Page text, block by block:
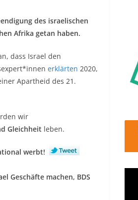
des israelischen
Afrika getan haben.
dass Israel den
erklärten 2020,
Apartheid des 21.
wir
Gleichheit leben.
werbt!
Geschäfte machen, BDS